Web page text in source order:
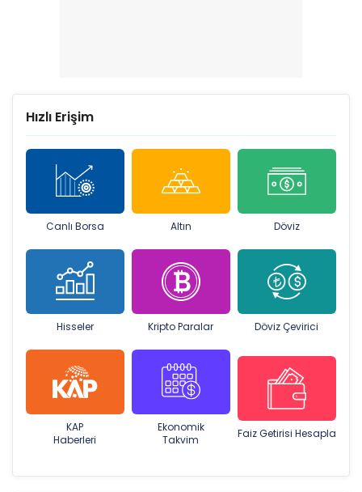
Hızlı Erişim
Canlı Borsa Altın Döviz
Hisseler Kripto Paralar Döviz Çevirici
KAP
Haberleri
Ekonomik
Takvim
Faiz Getirisi Hesapla